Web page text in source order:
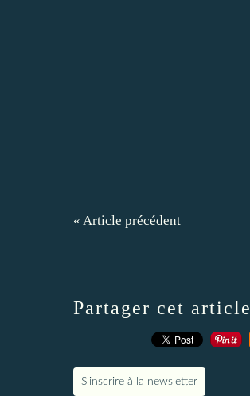
« Article précédent
Partager cet article
S'inscrire à la newsletter